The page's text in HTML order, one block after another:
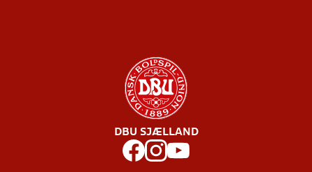
DBU SJÆLLAND